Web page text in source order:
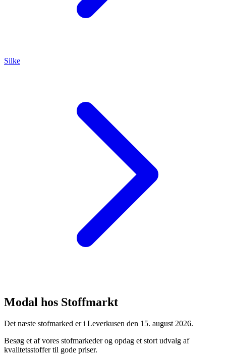
Silke
Modal hos Stoffmarkt
Det næste stofmarked er i Leverkusen den 15. august 2026.
Besøg et af vores stofmarkeder og opdag et stort udvalg af
kvalitetsstoffer til gode priser.